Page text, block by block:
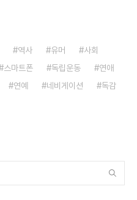
역사 유머
사회
스마트폰 독립운동
연애
연예 네비게이션 독감